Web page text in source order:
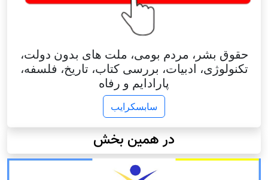
حقوق بشر، مردم بومی، ملت های بدون دولت،
تکنولوژی، ادبیات، بررسی کتاب، تاریخ، فلسفه،
پارادایم و رفاه
سابسکرایب
در همین بخش